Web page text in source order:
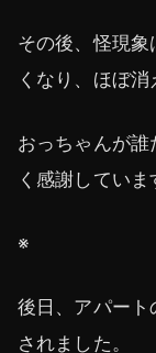
その後、怪現
くなり、ほぼ消
おっちゃんが
く感謝していま
※
後日、アパー
されました。